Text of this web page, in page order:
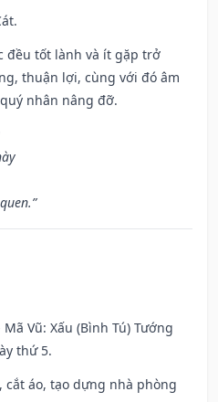
đều tốt lành và ít gặp trở
thuận lợi, cùng với đó âm
nhân nâng đỡ.
Vũ: Xấu (Bình Tú) Tướng
thứ 5.
cắt áo, tạo dựng nhà phòng